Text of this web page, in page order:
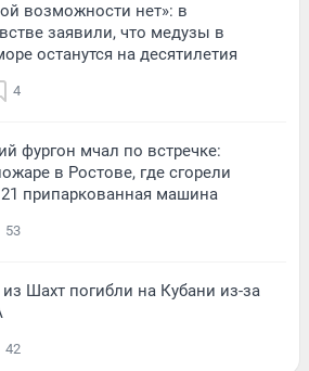
возможности нет»: в
заявили, что медузы в
останутся на десятилетия
4
фургон мчал по встречке:
в Ростове, где сгорели
припаркованная машина
53
Шахт погибли на Кубани из-за
42